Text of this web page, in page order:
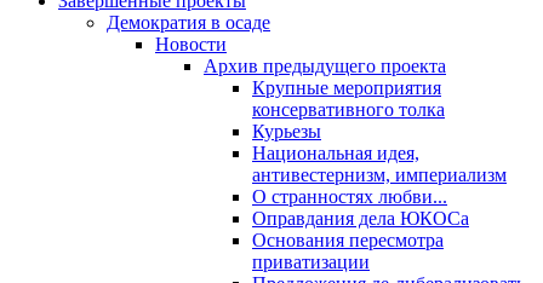
Демократия в осаде
Новости
Архив предыдущего проекта
Крупные мероприятия
консервативного толка
Курьезы
Национальная идея,
антивестернизм, империализм
О странностях любви...
Оправдания дела ЮКОСа
Основания пересмотра
приватизации